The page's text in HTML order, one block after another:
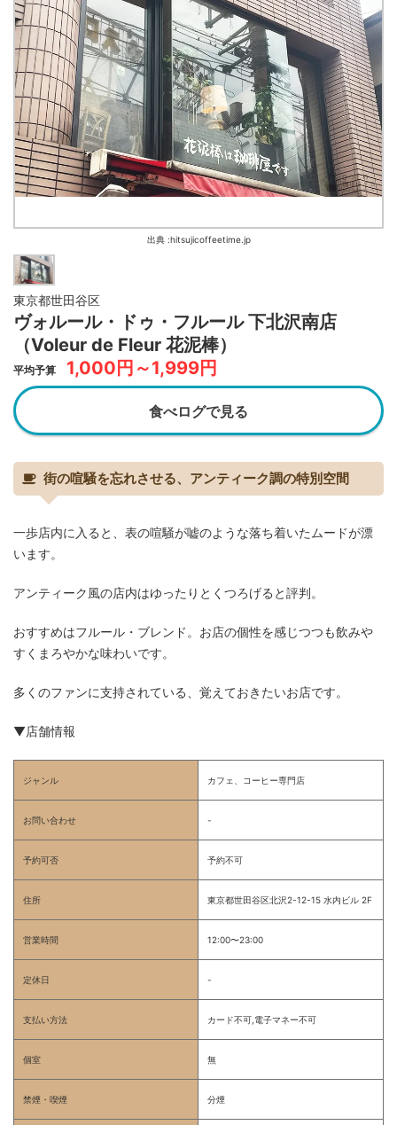
出典 :hitsujicoffeetime.jp
東京都世田谷区
ヴォルール・ドゥ・フルール 下北沢南店
（Voleur de Fleur 花泥棒）
平均予算 1,000円～1,999円
食べログで見る
街の喧騒を忘れさせる、アンティーク調の特別空間
一歩店内に入ると、表の喧騒が嘘のような落ち着いたムードが漂
います。
アンティーク風の店内はゆったりとくつろげると評判。
おすすめはフルール・ブレンド。お店の個性を感じつつも飲みや
すくまろやかな味わいです。
多くのファンに支持されている、覚えておきたいお店です。
▼店舗情報
ジャンル カフェ、コーヒー専門店
お問い合わせ -
予約可否 予約不可
住所 東京都世田谷区北沢2-12-15 水内ビル 2F
営業時間 12:00〜23:00
定休日 -
支払い方法 カード不可,電子マネー不可
個室 無
禁煙・喫煙 分煙